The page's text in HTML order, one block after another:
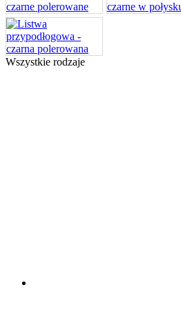
Wszystkie rodzaje